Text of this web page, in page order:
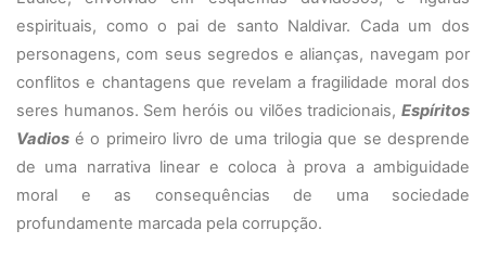
espirituais, como o pai de santo Naldivar. Cada um dos
personagens, com seus segredos e alianças, navegam por
conflitos e chantagens que revelam a fragilidade moral dos
seres humanos. Sem heróis ou vilões tradicionais, Espíritos
Vadios é o primeiro livro de uma trilogia que se desprende
de uma narrativa linear e coloca à prova a ambiguidade
moral e as consequências de uma sociedade
profundamente marcada pela corrupção.